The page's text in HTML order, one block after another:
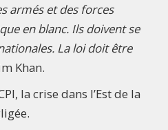
armés et des forces
en blanc. Ils doivent se
La loi doit être
Khan.
la crise dans l’Est de la